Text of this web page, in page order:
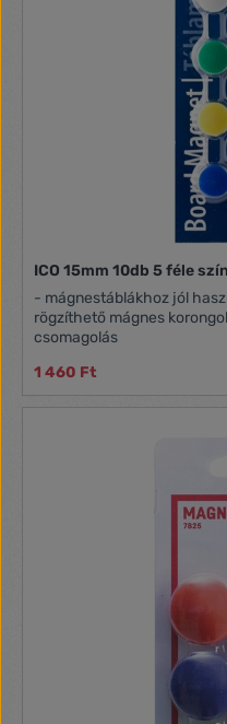
ICO 15mm 10db 5 féle
- mágnestáblákhoz jól
rögzíthető mágnes
csomagolás
1 460 Ft